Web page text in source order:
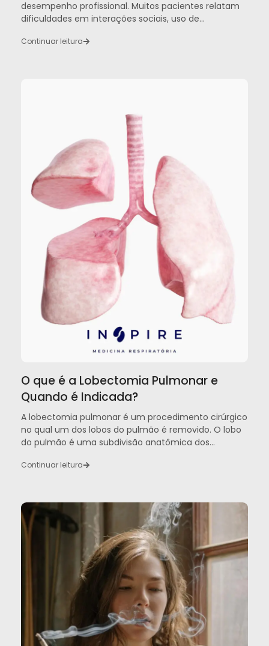
desempenho profissional. Muitos pacientes relatam
dificuldades em interações sociais, uso de...
Continuar leitura
O que é a Lobectomia Pulmonar e
Quando é Indicada?
A lobectomia pulmonar é um procedimento cirúrgico
no qual um dos lobos do pulmão é removido. O lobo
do pulmão é uma subdivisão anatômica dos...
Continuar leitura